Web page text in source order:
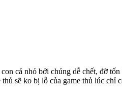
cá nhỏ bởi chúng dễ chết, đỡ
sẽ ko bị lỗ của game thủ lúc chỉ